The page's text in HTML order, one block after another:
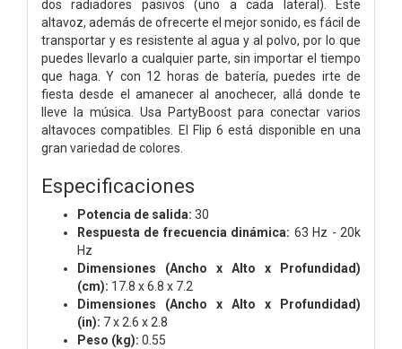
dos radiadores pasivos (uno a cada lateral). Este
altavoz, además de ofrecerte el mejor sonido, es fácil de
transportar y es resistente al agua y al polvo, por lo que
puedes llevarlo a cualquier parte, sin importar el tiempo
que haga. Y con 12 horas de batería, puedes irte de
fiesta desde el amanecer al anochecer, allá donde te
lleve la música. Usa PartyBoost para conectar varios
altavoces compatibles. El Flip 6 está disponible en una
gran variedad de colores.
Especificaciones
Potencia de salida: 30
Respuesta de frecuencia dinámica: 63 Hz - 20k
Hz
Dimensiones (Ancho x Alto x Profundidad)
(cm): 17.8 x 6.8 x 7.2
Dimensiones (Ancho x Alto x Profundidad)
(in): 7 x 2.6 x 2.8
Peso (kg): 0.55